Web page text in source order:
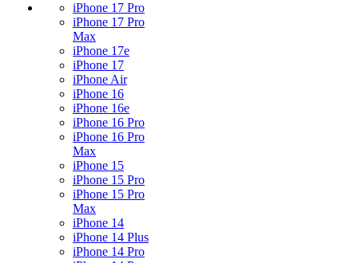
iPhone 17 Pro
iPhone 17 Pro
Max
iPhone 17e
iPhone 17
iPhone Air
iPhone 16
iPhone 16e
iPhone 16 Pro
iPhone 16 Pro
Max
iPhone 15
iPhone 15 Pro
iPhone 15 Pro
Max
iPhone 14
iPhone 14 Plus
iPhone 14 Pro